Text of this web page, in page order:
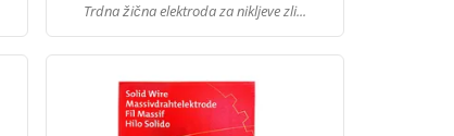
Trdna žična elektroda za nikljeve zli...